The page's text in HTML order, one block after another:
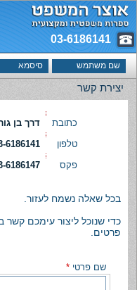
03-6186141
יצירת קשר
כתובת
דרך בן גוריון דוד
טלפון
6186141
פקס
6186147
בכל שאלה נשמח לעזור.
כדי שנוכל ליצור עימכם
פרטים.
שם פרטי *